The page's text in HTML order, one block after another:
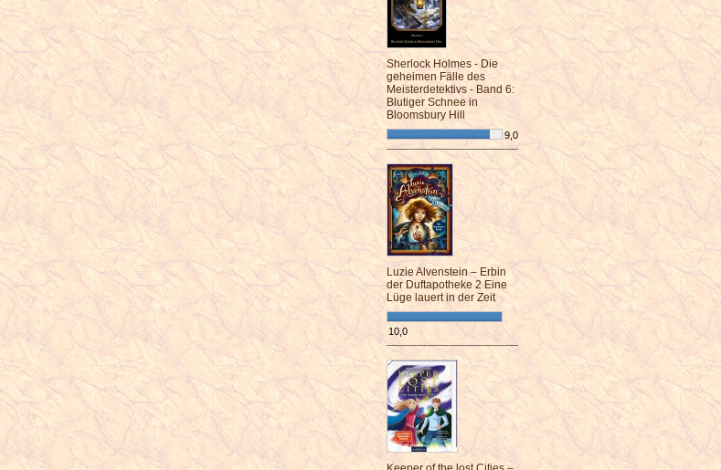
Sherlock Holmes - Die
geheimen Fälle des
Meisterdetektivs - Band 6:
Blutiger Schnee in
Bloomsbury Hill
9,0
¯¯¯¯¯¯¯¯¯¯¯¯¯¯¯¯¯¯¯¯¯¯¯¯
Luzie Alvenstein – Erbin
der Duftapotheke 2 Eine
Lüge lauert in der Zeit
10,0
¯¯¯¯¯¯¯¯¯¯¯¯¯¯¯¯¯¯¯¯¯¯¯¯